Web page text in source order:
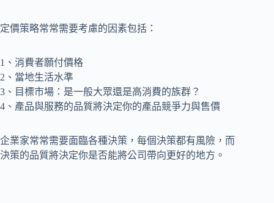
定價策略常常需要考慮的因素包括：
1、消費者願付價格
2、當地生活水準
3、目標市場：是一般大眾還是高消費的族群？
4、產品與服務的品質將決定你的產品競爭力與售價
企業家常常需要面臨各種決策，每個決策都有風險，而
決策的品質將決定你是否能將公司帶向更好的地方。